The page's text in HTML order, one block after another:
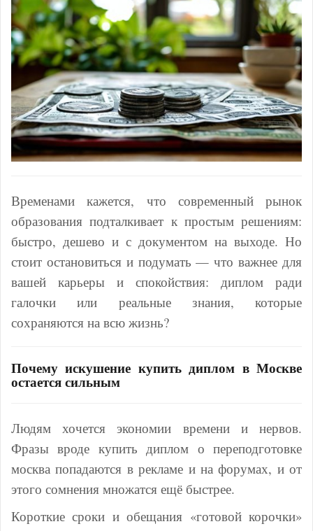
Временами кажется, что современный рынок
образования подталкивает к простым решениям:
быстро, дешево и с документом на выходе. Но
стоит остановиться и подумать — что важнее для
вашей карьеры и спокойствия: диплом ради
галочки или реальные знания, которые
сохраняются на всю жизнь?
Почему искушение купить диплом в Москве
остается сильным
Людям хочется экономии времени и нервов.
Фразы вроде купить диплом о переподготовке
москва попадаются в рекламе и на форумах, и от
этого сомнения множатся ещё быстрее.
Короткие сроки и обещания «готовой корочки»